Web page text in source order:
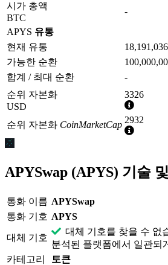
시가 총액
BTC
-
APYS 유통
현재 유통
가능한 순환
합계 / 최대 순환
-
순위 자본화
USD
3326
추
가
정
순위 자본화 CoinMarketCap 2932
추
보
APYSwap (APYS) 기술
통화 이름 APYSwap
통화 기호 APYS
대체 기호
대체 기호를 찾을 수 없
분석된 플랫폼에서 일관되
카테고리
토큰